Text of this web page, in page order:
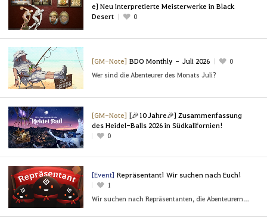
e] Neu interpretierte Meisterwerke in Black
Desert
0
[GM-Note] BDO Monthly – Juli 2026
0
Wer sind die Abenteurer des Monats Juli?
[GM-Note] [🎉10 Jahre🎉] Zusammenfassung
des Heidel-Balls 2026 in Südkalifornien!
0
[Event] Repräsentant! Wir suchen nach Euch!
1
Wir suchen nach Repräsentanten, die Abenteurern helfen können.